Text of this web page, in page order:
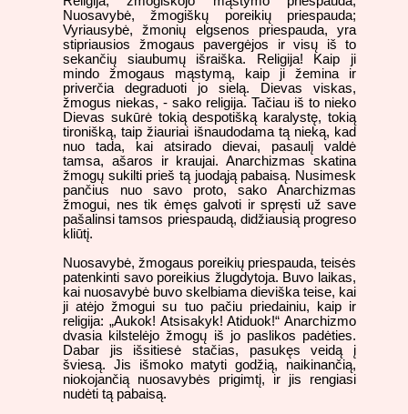
Nuosavybė, žmogiškų poreikių priespauda;
Vyriausybė, žmonių elgsenos priespauda, yra
stipriausios žmogaus pavergėjos ir visų iš to
sekančių siaubumų išraiška. Religija! Kaip ji
mindo žmogaus mąstymą, kaip ji žemina ir
priverčia degraduoti jo sielą. Dievas viskas,
žmogus niekas, - sako religija. Tačiau iš to nieko
Dievas sukūrė tokią despotišką karalystę, tokią
tironišką, taip žiauriai išnaudodama tą nieką, kad
nuo tada, kai atsirado dievai, pasaulį valdė
tamsa, ašaros ir kraujai. Anarchizmas skatina
žmogų sukilti prieš tą juodąją pabaisą. Nusimesk
pančius nuo savo proto, sako Anarchizmas
žmogui, nes tik ėmęs galvoti ir spręsti už save
pašalinsi tamsos priespaudą, didžiausią progreso
kliūtį.
Nuosavybė, žmogaus poreikių priespauda, teisės
patenkinti savo poreikius žlugdytoja. Buvo laikas,
kai nuosavybė buvo skelbiama dieviška teise, kai
ji atėjo žmogui su tuo pačiu priedainiu, kaip ir
religija: „Aukok! Atsisakyk! Atiduok!“ Anarchizmo
dvasia kilstelėjo žmogų iš jo paslikos padėties.
Dabar jis išsitiesė stačias, pasukęs veidą į
šviesą. Jis išmoko matyti godžią, naikinančią,
niokojančią nuosavybės prigimtį, ir jis rengiasi
nudėti tą pabaisą.